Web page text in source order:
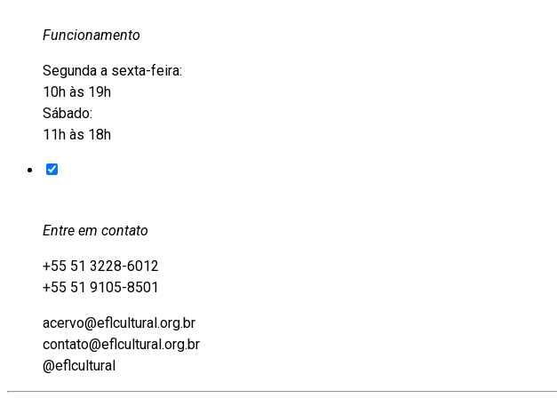
Funcionamento
Segunda a sexta-feira:
10h às 19h
Sábado:
11h às 18h
Entre em contato
+55 51 3228-6012
+55 51 9105-8501
acervo@eflcultural.org.br
contato@eflcultural.org.br
@eflcultural